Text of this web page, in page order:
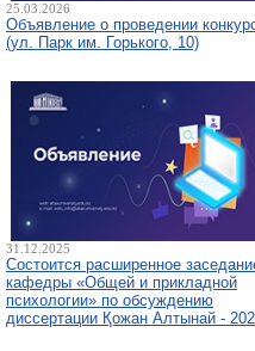
25.03.2026
Объявление о проведении
(ул. Парк им. Горького, 10)
31.12.2025
Состоится расширенное
кафедры «Общей и прикладной
психологии» по обсуждению
диссертации Қожан Алтынай -